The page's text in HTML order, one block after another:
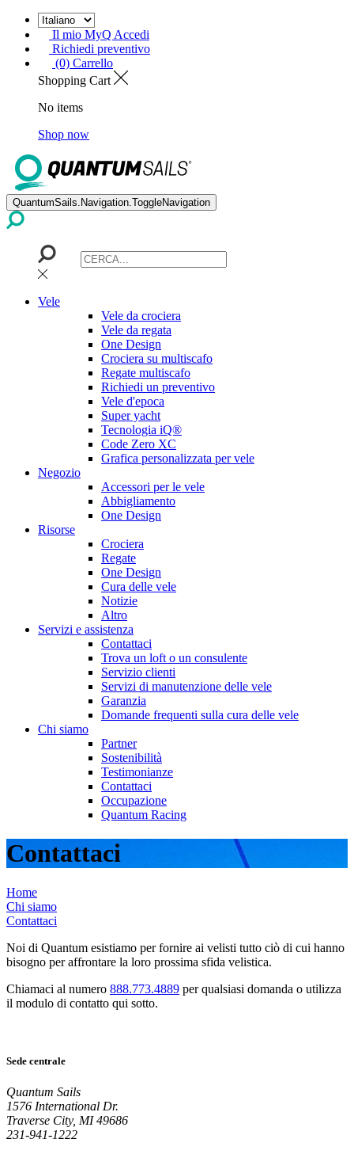
Il mio MyQ Accedi
Richiedi preventivo
(0) Carrello
Shopping Cart
No items
Shop now
QuantumSails.Navigation.ToggleNavigation
Vele
Vele da crociera
Vele da regata
One Design
Crociera su multiscafo
Regate multiscafo
Richiedi un preventivo
Vele d'epoca
Super yacht
Tecnologia iQ®
Code Zero XC
Grafica personalizzata per vele
Negozio
Accessori per le vele
Abbigliamento
One Design
Risorse
Crociera
Regate
One Design
Cura delle vele
Notizie
Altro
Servizi e assistenza
Contattaci
Trova un loft o un consulente
Servizio clienti
Servizi di manutenzione delle vele
Garanzia
Domande frequenti sulla cura delle vele
Chi siamo
Partner
Sostenibilità
Testimonianze
Contattaci
Occupazione
Quantum Racing
Contattaci
Home
Chi siamo
Contattaci
Noi di Quantum esistiamo per fornire ai velisti tutto ciò di cui hanno
bisogno per affrontare la loro prossima sfida velistica.
Chiamaci al numero 888.773.4889 per qualsiasi domanda o utilizza
il modulo di contatto qui sotto.
Sede centrale
Quantum Sails
1576 International Dr.
Traverse City, MI 49686
231-941-1222